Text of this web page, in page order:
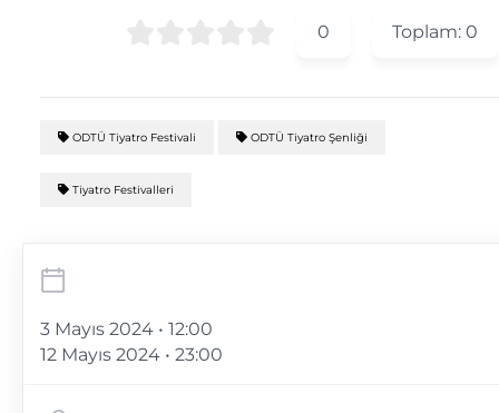
0 Toplam: 0
ODTÜ Tiyatro Festivali ODTÜ Tiyatro Şenliği
Tiyatro Festivalleri
3 Mayıs 2024 • 12:00
12 Mayıs 2024 • 23:00